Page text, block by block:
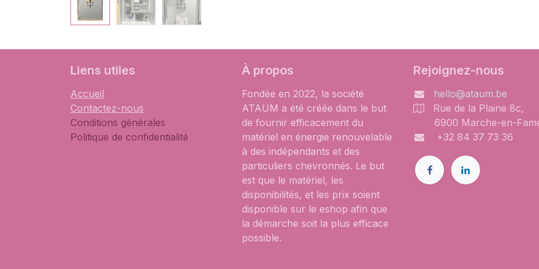
Liens utiles
Accueil
Contactez-nous
Conditions générales
Politique de confidentialité
À propos
Fondée en 2022, la société
ATAUM a été créée dans le but
de fournir efficacement du
matériel en énergie renouvelable
à des indépendants et des
particuliers chevronnés. Le but
est que le matériel, les
disponibilités, et les prix soient
disponible sur le eshop afin que
la démarche soit la plus efficace
possible.
Rejoignez-nous
hello@ataum.be
Rue de la Plaine 8c,
6900 Marche-en-
+32 84 37 73 36